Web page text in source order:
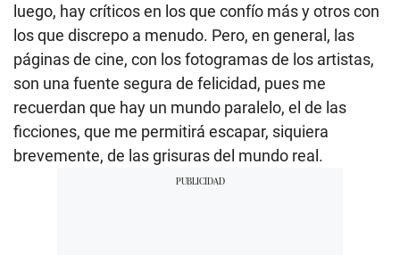
luego, hay críticos en los que confío más y otros con
los que discrepo a menudo. Pero, en general, las
páginas de cine, con los fotogramas de los artistas,
son una fuente segura de felicidad, pues me
recuerdan que hay un mundo paralelo, el de las
ficciones, que me permitirá escapar, siquiera
brevemente, de las grisuras del mundo real.